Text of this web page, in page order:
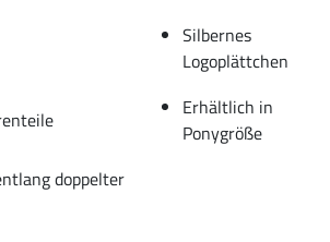
Silbernes
Logoplättchen
Erhältlich in
Ponygröße
doppelter